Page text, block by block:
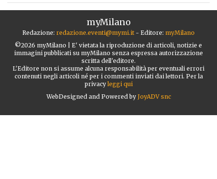
myMilano
Redazione: redazione.eventi@mymi.it - Editore: myMilano
©2026 myMilano | E' vietata la riproduzione di articoli, notizie e
immagini pubblicati su myMilano senza espressa autorizzazione
scritta dell'editore.
L'Editore non si assume alcuna responsabilità per eventuali errori
contenuti negli articoli né per i commenti inviati dai lettori. Per la
privacyleggi qui
WebDesigned and Powered by JoyADV snc